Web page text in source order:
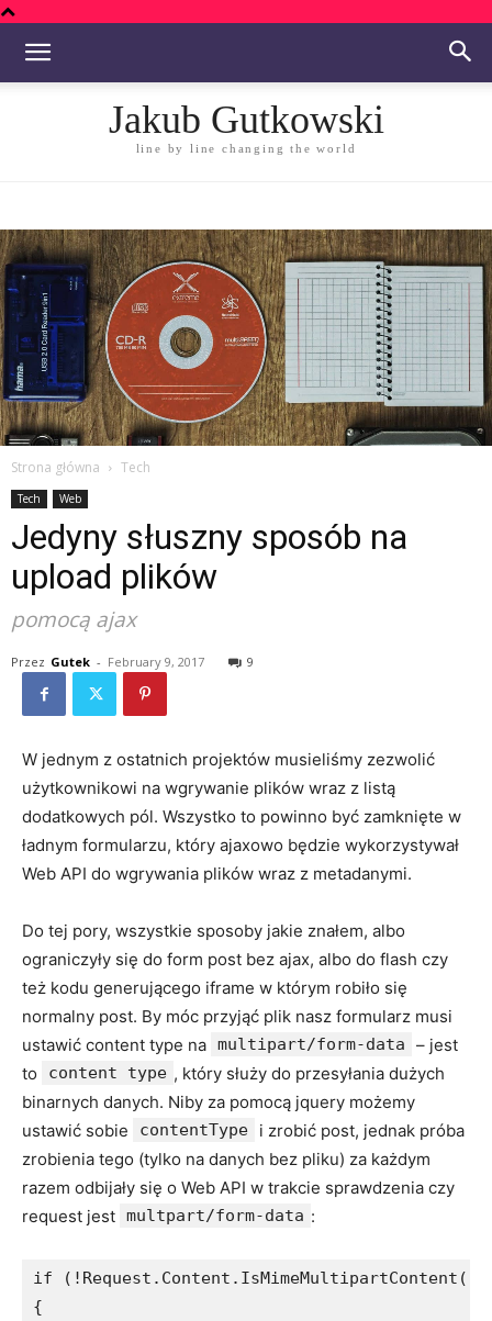
Jakub Gutkowski
line by line changing the world
Strona główna Tech
Tech Web
Jedyny słuszny sposób na
upload plików
pomocą ajax
Przez Gutek - February 9, 2017 9
W jednym z ostatnich projektów musieliśmy zezwolić
użytkownikowi na wgrywanie plików wraz z listą
dodatkowych pól. Wszystko to powinno być zamknięte w
ładnym formularzu, który ajaxowo będzie wykorzystywał
Web API do wgrywania plików wraz z metadanymi.
Do tej pory, wszystkie sposoby jakie znałem, albo
ograniczyły się do form post bez ajax, albo do flash czy
też kodu generującego iframe w którym robiło się
normalny post. By móc przyjąć plik nasz formularz musi
ustawić content type na multipart/form-data
– jest
to
content type , który służy do przesyłania dużych
binarnych danych. Niby za pomocą jquery możemy
ustawić sobie
contentType
i zrobić post, jednak próba
zrobienia tego (tylko na danych bez pliku) za każdym
razem odbijały się o Web API w trakcie sprawdzenia czy
request jest multpart/form-data :
if (!Request.Content.IsMimeMultipartContent())
{